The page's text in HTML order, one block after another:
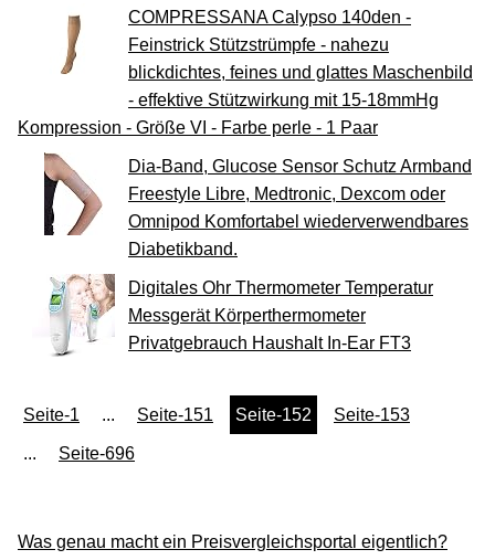
COMPRESSANA Calypso 140den -
Feinstrick Stützstrümpfe - nahezu
blickdichtes, feines und glattes Maschenbild
- effektive Stützwirkung mit 15-18mmHg
Kompression - Größe VI - Farbe perle - 1 Paar
Dia-Band, Glucose Sensor Schutz Armband
Freestyle Libre, Medtronic, Dexcom oder
Omnipod Komfortabel wiederverwendbares
Diabetikband.
Digitales Ohr Thermometer Temperatur
Messgerät Körperthermometer
Privatgebrauch Haushalt In-Ear FT3
Seite-1 ... Seite-151 Seite-152 Seite-153
... Seite-696
Was genau macht ein Preisvergleichsportal eigentlich?